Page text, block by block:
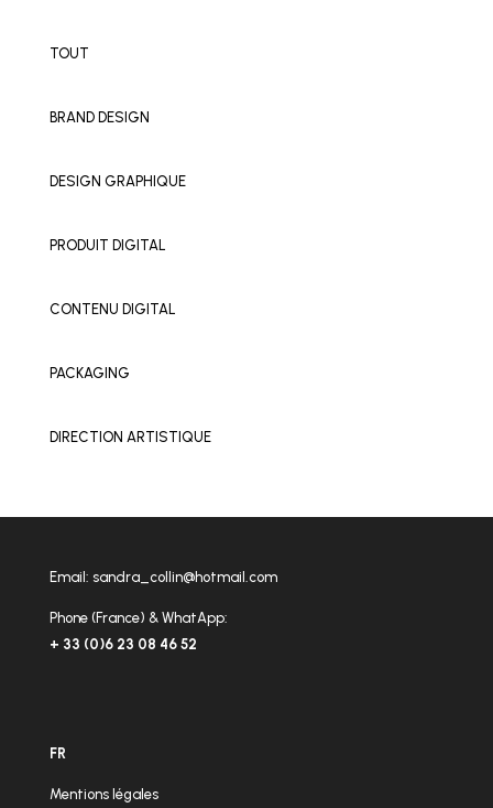
TOUT
BRAND DESIGN
DESIGN GRAPHIQUE
PRODUIT DIGITAL
CONTENU DIGITAL
PACKAGING
DIRECTION ARTISTIQUE
Email: sandra_collin@hotmail.com
Phone (France) & WhatApp:
+ 33 (0)6 23 08 46 52
FR
Mentions légales